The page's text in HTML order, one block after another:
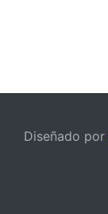
Diseñado por